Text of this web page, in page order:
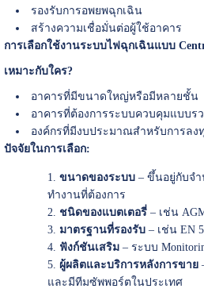
รองรับการอพยพฉุกเฉิน
สร้างความเชื่อมั่นต่อผู้ใช้อาคาร
การเลือกใช้งานระบบไฟฉุกเฉินแบบ
เหมาะกับใคร?
อาคารที่มีขนาดใหญ่หรือมีหลายชั้น
อาคารที่ต้องการระบบควบคุมแบบร
องค์กรที่มีงบประมาณสำหรับการลง
ปัจจัยในการเลือก:
ขนาดของระบบ– ขึ้นอยู่กับจำ
ทำงานที่ต้องการ
ชนิดของแบตเตอรี่– เช่น
มาตรฐานที่รองรับ– เช่น EN
ฟังก์ชันเสริม– ระบบ
ผู้ผลิตและบริการหลังการขาย
และมีทีมซัพพอร์ตในประเทศ